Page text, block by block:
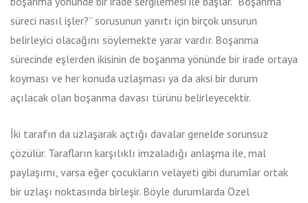
süreci nasıl işler?” sorusunun yanıtı için birçok unsurun
belirleyici olacağını söylemekte yarar vardır. Boşanma
sürecinde eşlerden ikisinin de boşanma yönünde bir irade ortaya
koyması ve her konuda uzlaşması ya da aksi bir durum
açılacak olan boşanma davası türünü belirleyecektir.
İki tarafın da uzlaşarak açtığı davalar genelde sorunsuz
çözülür. Tarafların karşılıklı imzaladığı anlaşma ile, mal
paylaşımı, varsa eğer çocukların velayeti gibi durumlar ortak
bir uzlaşı noktasında birleşir. Böyle durumlarda Özel